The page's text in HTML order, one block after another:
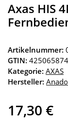
Axas HIS
Artikelnummer:
GTIN:
Kategorie: AXAS
Hersteller:
17,30 €